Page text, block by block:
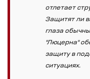
отлетает
Защитят ли
глаза
"Люцерна"
защиту в
ситуациях.